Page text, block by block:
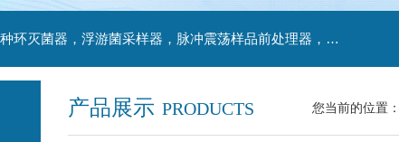
主营产品：不锈钢过滤系统，红外线接种环灭菌器，浮游菌采样器，脉冲震荡样品前处理器，数字化智能电热鼓风干燥箱，数字化智能电热恒温培养箱，实验室设备及环境温湿度监测系统，洁净工作台等实验设仪器设备。
产品展示 PRODUCTS 您当前的位置：